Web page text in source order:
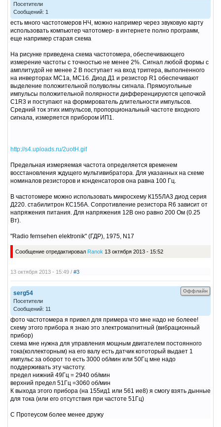
Посетители
Сообщений: 1
есть много частотомеров НЧ, можно например через звуковую карту
использовать компьютер чатотомер- в интернете полно программ,
еще например старая схема
На рисунке приведена схема частотомера, обеспечивающего
измерение частоты с точностью не менее 2%. Сигнал любой формы с
амплитудой не менее 2 В поступает на вход триггера, выполненного
на инверторах MC1a, МС1б. Диод Д1 и резистор R1 обеспечивают
выделение положительной полуволны сигнала. Прямоугольные
импульсы положительной полярности дифференцируются цепочкой
C1R3 и поступают на формирователь длительности импульсов.
Средний ток этих импульсов, пропорциональный частоте входного
сигнала, измеряется прибором ИП1.
http://s4.uploads.ru/2uotH.gif
Предельная измеряемая частота определяется временем
восстановления ждущего мультивибратора. Для указанных на схеме
номиналов резисторов и конденсаторов она равна 100 Гц.
В частотомере можно использовать микросхему К155ЛА3 диод серия
Д220. стабилитрон КС156А. Сопротивление резистора R6 зависит от
напряжения питания. Для напряжения 12В оно равно 200 Ом (0.25
Вт).
"Radio fernsehen elektronik" (ГДР), 1975, N17
Сообщение отредактировал Ranok 13 октября 2013 - 15:52
13 октября 2013 - 15:49 / #3
Оффлайн
serg54
Посетители
Сообщений: 11
фото частотомера я привел для примера что мне надо не болеее!
схему этого прибора я знаю это злектромагнитный (вибрационный
прибор)
схема мне нужна для управления мощным двигателем постоянного
тока(коллекторным) на его валу есть датчик кототорый выдает 1
импульс за оборот то есть 3000 об/мин или 50Гц мне надо
поддерживать эту частоту.
предел нижний 49Гц = 2940 об/мин
верхний предел 51Гц =3060 об/мин
К выхода этого прибора (на 155ид1 или 561 ие8) я смогу взять дынные
для тока (или его отсутствия при частоте 51Гц)
С Протеусом более менее дружу